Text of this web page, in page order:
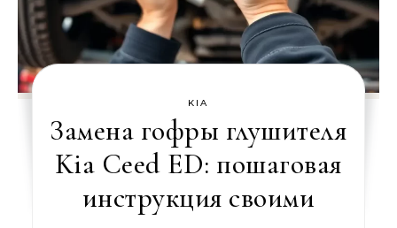
KIA
Замена гофры глушителя
Kia Ceed ED: пошаговая
инструкция своими